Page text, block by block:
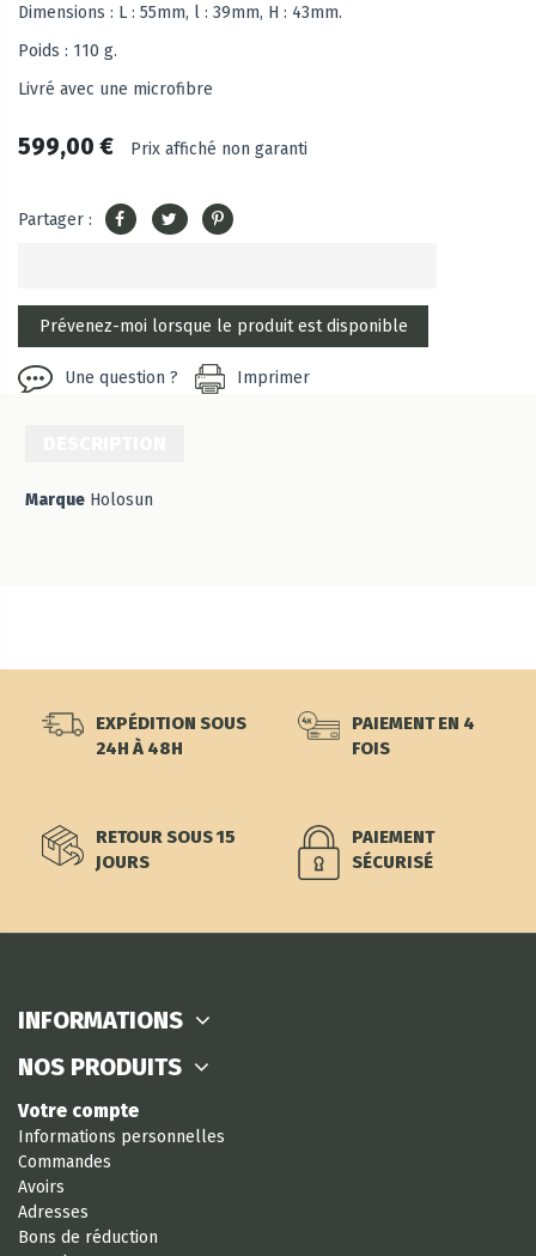
Dimensions : L : 55mm, l : 39mm, H : 43mm.
Poids : 110 g.
Livré avec une microfibre
599,00 € Prix affiché non garanti
Partager :
Une question ? Imprimer
Marque Holosun
EXPÉDITION SOUS
24H À 48H
PAIEMENT EN 4
FOIS
RETOUR SOUS 15
JOURS
PAIEMENT
SÉCURISÉ
INFORMATIONS
NOS PRODUITS
Votre compte
Informations personnelles
Commandes
Avoirs
Adresses
Bons de réduction